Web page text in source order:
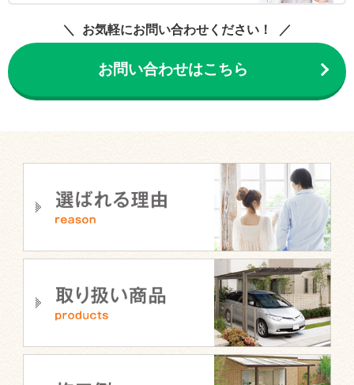
お気軽にお問い合わせください！
お問い合わせはこちら